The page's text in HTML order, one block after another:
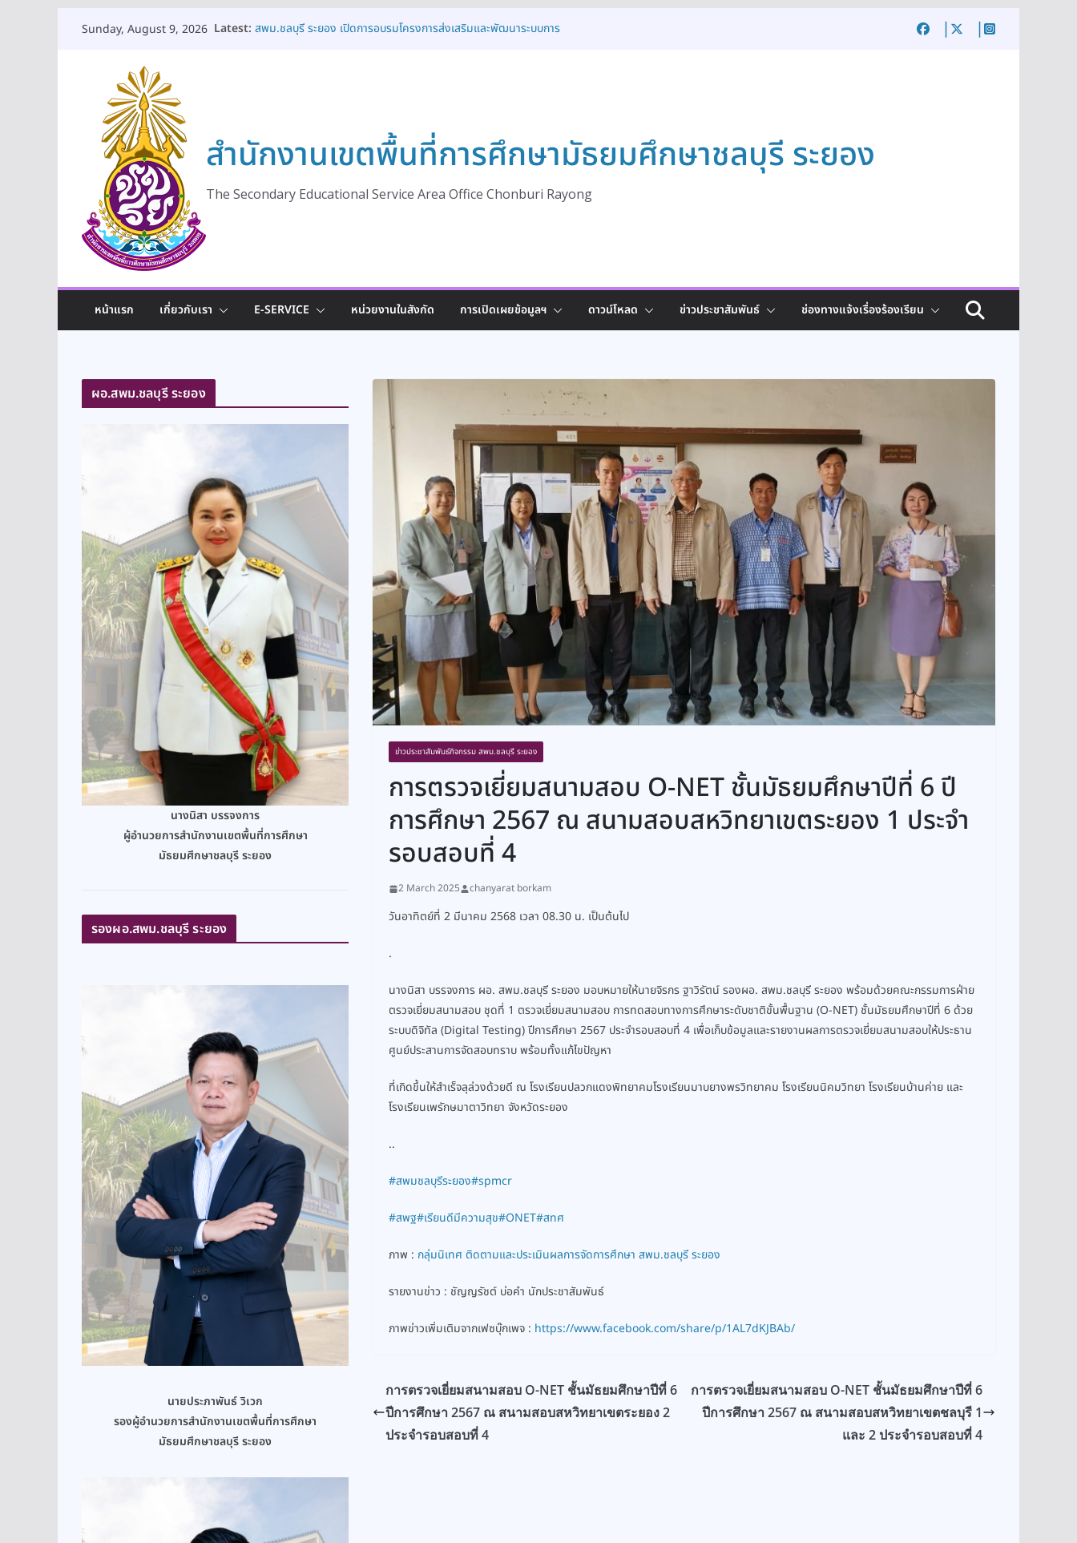
Sunday, August 9, 2026 Latest: สพม.ชลบุรี ระยอง เปิดการอบรมโครงการส่งเสริมและพัฒนาระบบการ
สพม.ชลบุรี ระยอง เปิดอบรมเชิงปฏิบัติการเสริมศักยภาพรองผู้อำนวย
การสถานศึกษา มุ่งยกระดับการบริหารและวินัยข้าราชการ
เสริมสร้างพลเมืองคุณภาพ
สำนักงานเขตพื้นที่การศึกษามัธยมศึกษาชลบุรี ระยอง
The Secondary Educational Service Area Office Chonburi Rayong
หน้าแรก เกี่ยวกับเรา E-SERVICE หน่วยงานในสังกัด การเปิดเผยข้อมูลฯ ดาวน์โหลด ข่าวประชาสัมพันธ์ ช่องทางแจ้งเรื่องร้องเรียน
ข่าวประชาสัมพันธ์กิจกรรม สพม.ชลบุรี ระยอง
การตรวจเยี่ยมสนามสอบ O-NET ชั้นมัธยมศึกษาปีที่ 6 ปี
การศึกษา 2567 ณ สนามสอบสหวิทยาเขตระยอง 1 ประจำ
รอบสอบที่ 4
2 March 2025 chanyarat borkam
วันอาทิตย์ที่ 2 มีนาคม 2568 เวลา 08.30 น. เป็นต้นไป
.
นางนิสา บรรจงการ ผอ. สพม.ชลบุรี ระยอง มอบหมายให้นายจิรกร ฐาวิรัตน์ รองผอ. สพม.ชลบุรี ระยอง พร้อมด้วยคณะกรรมการฝ่าย
ตรวจเยี่ยมสนามสอบ ชุดที่ 1 ตรวจเยี่ยมสนามสอบ การทดสอบทางการศึกษาระดับชาติขั้นพื้นฐาน (O-NET) ชั้นมัธยมศึกษาปีที่ 6 ด้วย
ระบบดิจิทัล (Digital Testing) ปีการศึกษา 2567 ประจำรอบสอบที่ 4 เพื่อเก็บข้อมูลและรายงานผลการตรวจเยี่ยมสนามสอบให้ประธาน
ศูนย์ประสานการจัดสอบทราบ พร้อมทั้งแก้ไขปัญหา
ที่เกิดขึ้นให้สำเร็จลุล่วงด้วยดี ณ โรงเรียนปลวกแดงพิทยาคมโรงเรียนมาบยางพรวิทยาคม โรงเรียนนิคมวิทยา โรงเรียนบ้านค่าย และ
โรงเรียนเพรักษมาตาวิทยา จังหวัดระยอง
..
#สพมชลบุรีระยอง#spmcr
#สพฐ#เรียนดีมีความสุข#ONET#สทศ
ภาพ : กลุ่มนิเทศ ติดตามและประเมินผลการจัดการศึกษา สพม.ชลบุรี ระยอง
รายงานข่าว : ชัญญรัชต์ บ่อคำ นักประชาสัมพันธ์
ภาพข่าวเพิ่มเติมจากเฟซบุ๊กเพจ : https://www.facebook.com/share/p/1AL7dKJBAb/
การตรวจเยี่ยมสนามสอบ O-NET ชั้นมัธยมศึกษาปีที่ 6
ปีการศึกษา 2567 ณ สนามสอบสหวิทยาเขตระยอง 2
ประจำรอบสอบที่ 4
การตรวจเยี่ยมสนามสอบ O-NET ชั้นมัธยมศึกษาปีที่ 6
ปีการศึกษา 2567 ณ สนามสอบสหวิทยาเขตชลบุรี 1
และ 2 ประจำรอบสอบที่ 4
ผอ.สพม.ชลบุรี ระยอง
นางนิสา บรรจงการ
ผู้อำนวยการสำนักงานเขตพื้นที่การศึกษา
มัธยมศึกษาชลบุรี ระยอง
รองผอ.สพม.ชลบุรี ระยอง
นายประภาพันธ์ วิเวก
รองผู้อำนวยการสำนักงานเขตพื้นที่การศึกษา
มัธยมศึกษาชลบุรี ระยอง